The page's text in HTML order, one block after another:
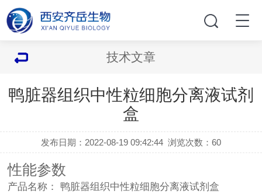
技术文章
鸭脏器组织中性粒细胞分离液试剂
盒
发布日期：2022-08-19 09:42:44 浏览次数：60
性能参数
产品名称： 鸭脏器组织中性粒细胞分离液试剂盒